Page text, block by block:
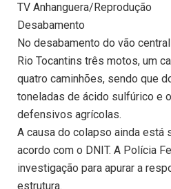
TV Anhanguera/Reprodução
Desabamento
No desabamento do vão
Rio Tocantins três motos, um
quatro caminhões, sendo que
toneladas de ácido sulfúrico e
defensivos agrícolas.
A causa do colapso ainda está
acordo com o DNIT. A Polícia
investigação para apurar a
estrutura.